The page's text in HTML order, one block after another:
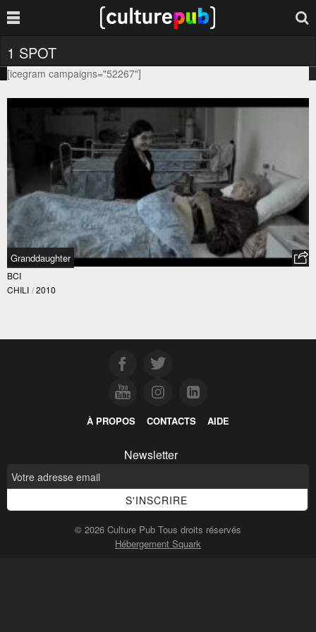
1 SPOT
[icegram campaigns="52267"]
Granddaughter
BCI
CHILI / 2010
À PROPOS CONTACTS AIDE
Newsletter
© 2026 Culture Pub Tous droits réservés
Hébergement Squark